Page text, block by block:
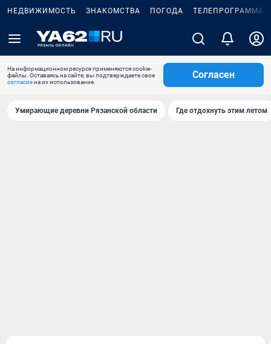
НЕДВИЖИМОСТЬ ЗНАКОМСТВА ПОГОДА ТЕЛЕПРОГРАММА
На информационном ресурсе применяются cookie-
файлы. Оставаясь на сайте, вы подтверждаете свое
согласиена их использование.
Согласен
Умирающие деревни Рязанской области Где отдохнуть этим летом